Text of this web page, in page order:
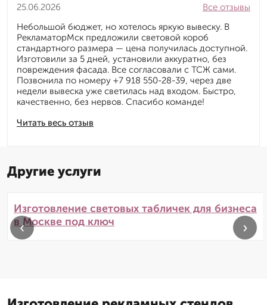
25.06.2026
Читать весь отзыв
Все отзывы
Небольшой бюджет, но хотелось яркую вывеску. В
РекламаторМск предложили световой короб
стандартного размера — цена получилась доступной.
Изготовили за 5 дней, установили аккуратно, без
повреждения фасада. Все согласовали с ТСЖ сами.
Позвонила по номеру +7 918 550-28-39, через две
недели вывеска уже светилась над входом. Быстро,
качественно, без нервов. Спасибо команде!
Другие услуги
Изготовление световых табличек для бизнеса
в Москве под ключ
‹ ›